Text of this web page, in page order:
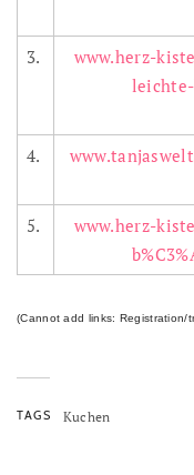
3.
www.herz-
4.
5.
www.herz-
(Cannot add links: Registration/
TAGS Kuchen